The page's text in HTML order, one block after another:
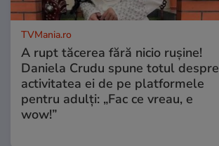
TVMania.ro
A rupt tăcerea fără nicio rușine!
Daniela Crudu spune totul despre
activitatea ei de pe platformele
pentru adulți: „Fac ce vreau, e
wow!”